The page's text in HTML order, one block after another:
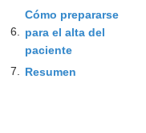
6.
Cómo prepararse
para el alta del
paciente
7. Resumen